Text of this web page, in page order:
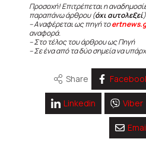
Προσοχή! Επιτρέπεται η
παραπάνω άρθρου (όχι αυτολεξεί
– Αναφέρεται ως πηγή το
αναφορά.
– Στο τέλος του άρθρου ως Πηγή
– Σε ένα από τα δύο σημεία να
Share
Linkedin Viber